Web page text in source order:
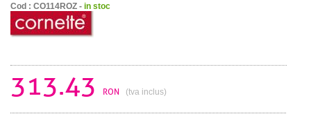
Cod : CO114ROZ - in stoc
313.43 RON (tva inclus)